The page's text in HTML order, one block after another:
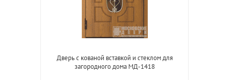
Дверь с кованой вставкой и стеклом для
загородного дома МД-1418